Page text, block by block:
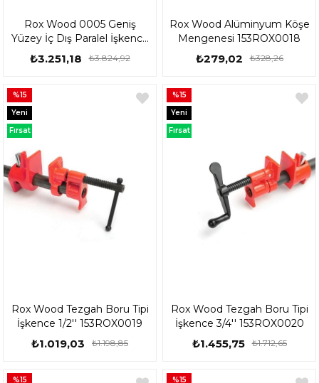
Rox Wood 0005 Geniş
Yüzey İç Dış Paralel İşkence
1200 mm 153ROX0005
₺3.251,18 ₺3.824,92
Rox Wood Alüminyum Köşe
Mengenesi 153ROX0018
₺279,02 ₺328,26
Rox Wood Tezgah Boru Tipi
İşkence 1/2'' 153ROX0019
₺1.019,03 ₺1.198,85
%15
Yeni
Ürün
Fırsat
Rox Wood Tezgah Boru Tipi
İşkence 3/4'' 153ROX0020
₺1.455,75 ₺1.712,65
%15
Yeni
Ürün
Fırsat
%15 %15